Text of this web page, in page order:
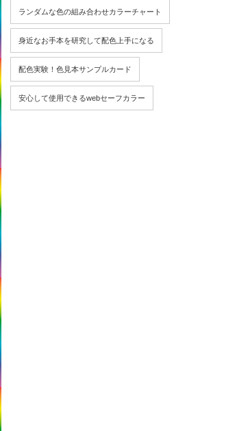
ランダムな色の組み合わせカラーチャート
身近なお手本を研究して配色上手になる
配色実験！色見本サンプルカード
安心して使用できるwebセーフカラー